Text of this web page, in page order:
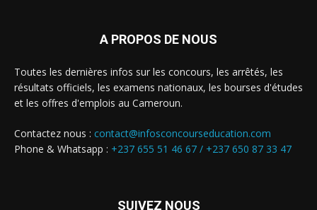
A PROPOS DE NOUS
Toutes les dernières infos sur les concours, les arrêtés, les
résultats officiels, les examens nationaux, les bourses d'études
et les offres d'emplois au Cameroun.
Contactez nous : contact@infosconcourseducation.com
Phone & Whatsapp : +237 655 51 46 67 / +237 650 87 33 47
SUIVEZ NOUS